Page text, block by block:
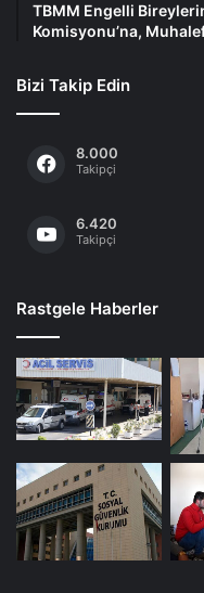
TBMM Engelli
Komisyonu’na,
Bizi Takip Edin
8.000
Takipçi
6.420
Takipçi
Rastgele Haberler